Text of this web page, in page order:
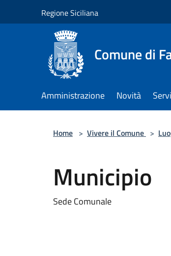
Regione Siciliana
Comune di
Amministrazione Novità
Home > Vivere il Comune >
Municipio
Sede Comunale